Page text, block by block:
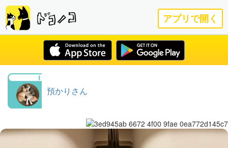
アプリで開く
預かりさん